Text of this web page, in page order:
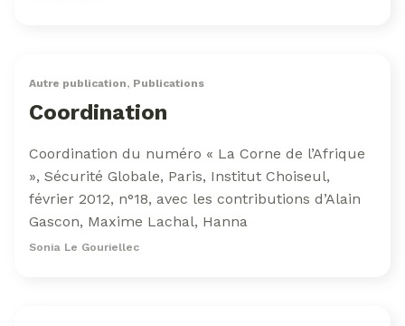
Autre publication, Publications
Coordination
Coordination du numéro « La Corne de l’Afrique
», Sécurité Globale, Paris, Institut Choiseul,
février 2012, n°18, avec les contributions d’Alain
Gascon, Maxime Lachal, Hanna
Sonia Le Gouriellec